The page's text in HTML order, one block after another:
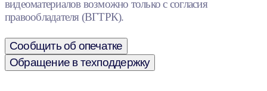
видеоматериалов возможно только с согласия
правообладателя (ВГТРК).
Сообщить об опечатке
Обращение в техподдержку